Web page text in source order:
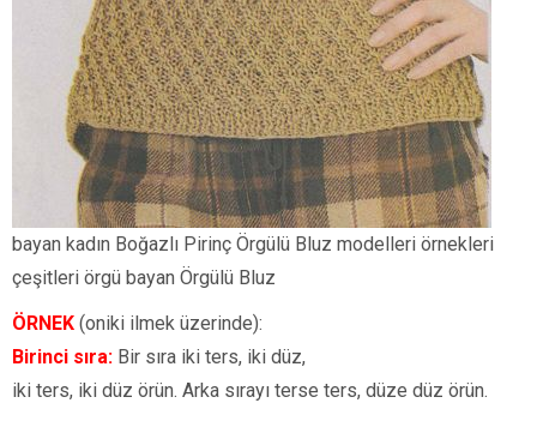
bayan kadın Boğazlı Pirinç Örgülü Bluz modelleri örnekleri
çeşitleri örgü bayan Örgülü Bluz
ÖRNEK (oniki ilmek üzerinde):
Birinci sıra: Bir sıra iki ters, iki düz,
iki ters, iki düz örün. Arka sırayı terse ters, düze düz örün.